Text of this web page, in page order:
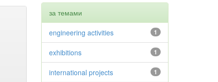
за темами
1
engineering activities
1
exhibitions
1
international projects